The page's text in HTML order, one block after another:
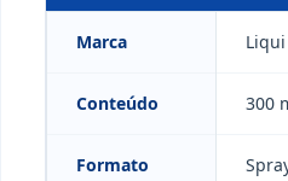
Marca
Conteúdo 300
Formato